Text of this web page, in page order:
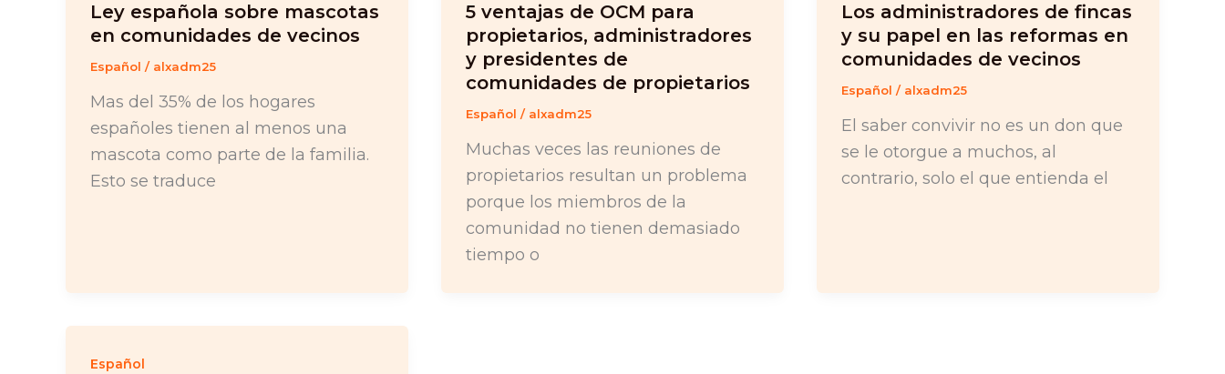
Ley española sobre mascotas
en comunidades de vecinos
Español / alxadm25
Mas del 35% de los hogares
españoles tienen al menos una
mascota como parte de la familia.
Esto se traduce
5 ventajas de OCM para
propietarios, administradores
y presidentes de
comunidades de propietarios
Español / alxadm25
Muchas veces las reuniones de
propietarios resultan un problema
porque los miembros de la
comunidad no tienen demasiado
tiempo o
Los administradores de fincas
y su papel en las reformas en
comunidades de vecinos
Español / alxadm25
El saber convivir no es un don que
se le otorgue a muchos, al
contrario, solo el que entienda el
Español